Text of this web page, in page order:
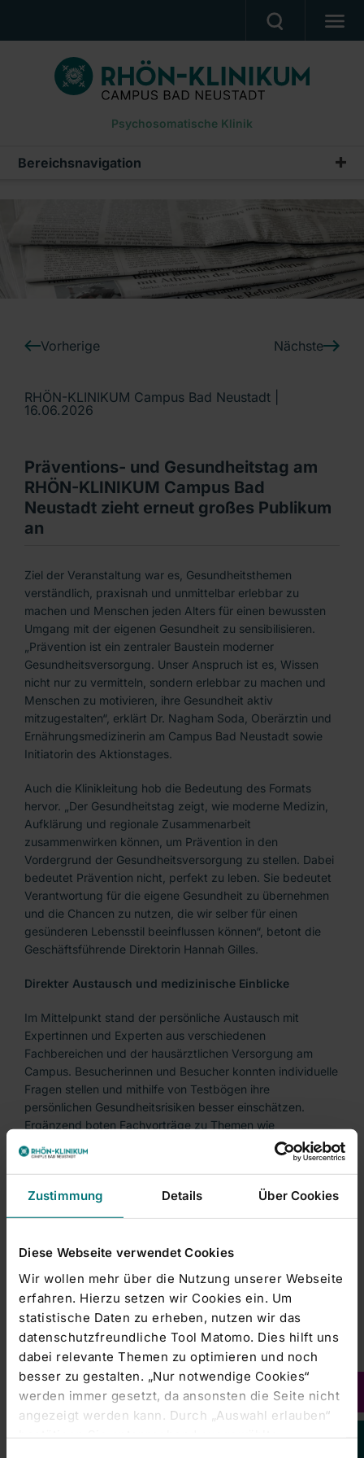
Zustimmung Details Über Cookies
Diese Webseite verwendet Cookies
Wir wollen mehr über die Nutzung unserer Webseite
erfahren. Hierzu setzen wir Cookies ein. Um
statistische Daten zu erheben, nutzen wir das
datenschutzfreundliche Tool Matomo. Dies hilft uns
dabei relevante Themen zu optimieren und noch
besser zu gestalten. „Nur notwendige Cookies“
werden immer gesetzt, da ansonsten die Seite nicht
angezeigt werden kann. Durch „Auswahl erlauben“
bestätigen Sie entsprechend ausgewählte
PATIENTEN UND ANGEHÖRIGE
BEHANDLUNGSANGEBOT
BERUF UND KARRIERE
PRESSE
Ein Unternehmen der RHÖN-KLINIKUM AG
Psychosomatische Klinik
Bereichsnavigation
Pressemeldungen
Vorherige Nächste
RHÖN-KLINIKUM Campus Bad Neustadt |
16.06.2026
Präventions- und Gesundheitstag am
RHÖN-KLINIKUM Campus Bad
Neustadt zieht erneut großes Publikum
an
Ziel der Veranstaltung war es, Gesundheitsthemen
verständlich, praxisnah und unmittelbar erlebbar zu
machen und Menschen jeden Alters für einen bewussten
Umgang mit der eigenen Gesundheit zu sensibilisieren.
„Prävention ist ein zentraler Baustein moderner
Gesundheitsversorgung. Unser Anspruch ist es, Wissen
nicht nur zu vermitteln, sondern erlebbar zu machen und
Menschen zu motivieren, ihre Gesundheit aktiv
mitzugestalten“, erklärt Dr. Nagham Soda, Oberärztin und
Ernährungsmedizinerin am Campus Bad Neustadt sowie
Initiatorin des Aktionstages.
Auch die Klinikleitung hob die Bedeutung des Formats
hervor. „Der Gesundheitstag zeigt, wie moderne Medizin,
Aufklärung und regionale Zusammenarbeit
zusammenwirken können, um Prävention in den
Vordergrund der Gesundheitsversorgung zu stellen. Dabei
bedeutet Prävention nicht, perfekt zu leben. Sie bedeutet
Verantwortung für die eigene Gesundheit zu übernehmen
und die Chancen zu nutzen, die wir selber für einen
gesünderen Lebensstil beeinflussen können“, betont die
Geschäftsführende Direktorin Hannah Gilles.
Direkter Austausch und medizinische Einblicke
Im Mittelpunkt stand der persönliche Austausch mit
Expertinnen und Experten aus verschiedenen
Fachbereichen und der hausärztlichen Versorgung am
Campus. Besucherinnen und Besucher konnten individuelle
Fragen stellen und mithilfe von Testbögen ihre
persönlichen Gesundheitsrisiken besser einschätzen.
Ergänzend boten Fachvorträge zu Themen wie
Ernährungsmedizin, Diabetes mellitus, Nierenerkrankungen
und Vorsorgeuntersuchungen praxisnahe Einblicke.
Gesundheit erleben statt nur informieren
das von Atem- und Entspannungsübungen über Yoga und
Schmerztherapie reichte. Der Aktionstag machte deutlich,
wie Gesundheitsvorsorge in der Praxis funktioniert und
direkt erlebbar wird. Hier wurde Gesundheit nicht nur
erklärt, sondern aktiv erfahrbar gemacht. Auch für Kinder
gab es zahlreiche Angebote, um Medizin und Gesundheit
spielerisch kennenzulernen. Ergänzt wurde das Programm
durch ein abwechslungsreiches Rahmenprogramm mit DJ,
Tanzvorführungen sowie einer Vorführung der
Rettungshundestaffel des BRK-Rhön-Grabfeld, die auf